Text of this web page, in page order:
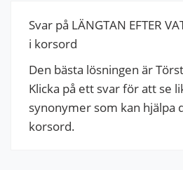
Svar på LÄNGTAN EFTER
i korsord
Den bästa lösningen är
Klicka på ett svar för att se
synonymer som kan hjälpa
korsord.